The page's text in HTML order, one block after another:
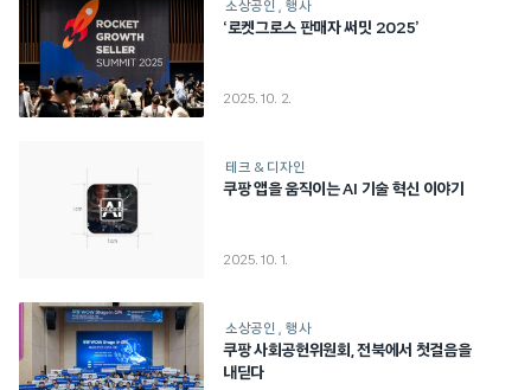
소상공인 행사
‘로켓그로스 판매자 써밋 2025’
2025. 10. 2.
테크 & 디자인
쿠팡 앱을 움직이는 AI 기술 혁신 이야기
2025. 10. 1.
소상공인 행사
쿠팡 사회공헌위원회, 전북에서 첫걸음을
내딛다